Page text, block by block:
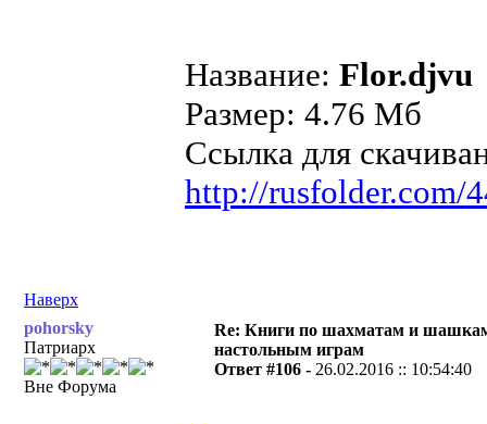
Название: Flor.djvu
Размер: 4.76 Мб
Ссылка для
http://rusfolder.com/
Наверх
pohorsky
Патриарх
Вне Форума
Re: Книги по шахматам и
настольным играм
Ответ #106 - 26.02.2016 :: 10:54:40